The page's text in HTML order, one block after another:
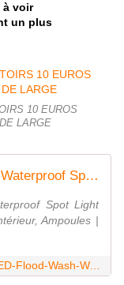
à voir
un plus
10 EUROS
LARGE
10W Underwater LED Flood Wash Waterproof Spot Light Pool Outdoor 12V | eBay
Spot Light
Ampoules |
http://www.ebay.fr/itm/10W-Underwater-LED-Flood-Wash-Waterproof-Spot-Light-Pool-Outdoor-12V-/282291070597